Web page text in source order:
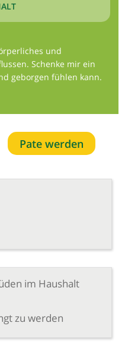
und
Schenke mir ein
geborgen fühlen kann.
Pate werden
im Haushalt
zu werden